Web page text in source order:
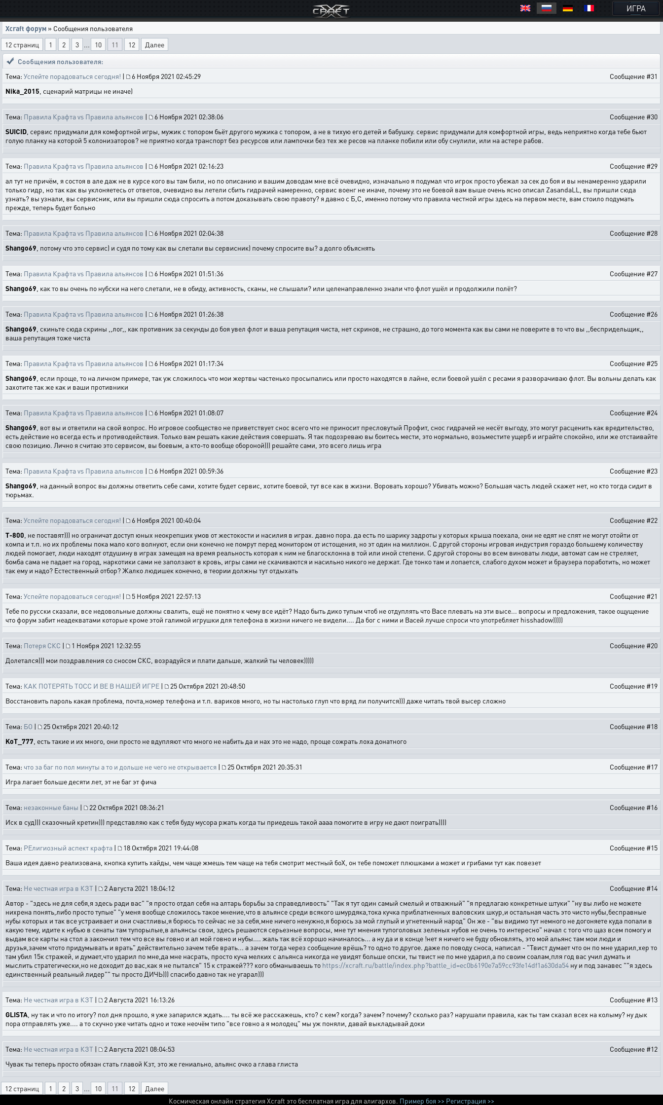
ИГРА
Xcraft форум » Сообщения пользователя
12 страниц
1 2 3 ... 10 11 12
Далее
Сообщения пользователя:
Тема: Успейте порадоваться сегодня! | 6 Ноября 2021 02:45:29
Сообщение #31
Nika_2015 , сценарий матрицы не иначе)
Тема: Правила Крафта vs Правила альянсов | 6 Ноября 2021 02:38:06
Сообщение #30
SUICID , сервис придумали для комфортной игры, мужик с топором бьёт другого мужика с топором, а не в тихую его детей и бабушку. сервис придумали для комфортной игры, ведь неприятно когда тебе бьют
голую планку на которой 5 колонизаторов? не приятно когда транспорт без ресурсов или лампочки без тех же ресов на планке побили или обу снулили, или на астере рабов.
Тема: Правила Крафта vs Правила альянсов | 6 Ноября 2021 02:16:23
Сообщение #29
ал тут не причём, я состоя в але даж не в курсе кого вы там били, но по описанию и вашим доводам мне всё очевидно, изначально я подумал что игрок просто убежал за сек до боя и вы ненамеренно ударили
только гидр, но так как вы уклоняетесь от ответов, очевидно вы летели сбить гидрачей намеренно, сервис военг не иначе, почему это не боевой вам выше очень ясно описал ZasandaLL, вы пришли сюда
узнать? вы узнали, вы сервисник, или вы пришли сюда спросить а потом доказывать свою правоту? я давно с Б,С, именно потому что правила честной игры здесь на первом месте, вам стоило подумать
прежде, теперь будет больно
Тема: Правила Крафта vs Правила альянсов | 6 Ноября 2021 02:04:38
Сообщение #28
Shango69 , потому что это сервис) и судя по тому как вы слетали вы сервисник) почему спросите вы? а долго объяснять
Тема: Правила Крафта vs Правила альянсов | 6 Ноября 2021 01:51:36
Сообщение #27
Shango69 , как то вы очень по нубски на него слетали, не в обиду, активность, сканы, не слышали? или целенаправленно знали что флот ушёл и продолжили полёт?
Тема: Правила Крафта vs Правила альянсов | 6 Ноября 2021 01:26:38
Сообщение #26
Shango69 , скиньте сюда скрины ,,лог,, как противник за секунды до боя увел флот и ваша репутация чиста, нет скринов, не страшно, до того момента как вы сами не поверите в то что вы ,,беспридельщик,,
ваша репутация тоже чиста
Тема: Правила Крафта vs Правила альянсов | 6 Ноября 2021 01:17:34
Сообщение #25
Shango69 , если проще, то на личном примере, так уж сложилось что мои жертвы частенько просыпались или просто находятся в лайне, если боевой ушёл с ресами я разворачиваю флот. Вы вольны делать как
захотите так же как и ваши противники
Тема: Правила Крафта vs Правила альянсов | 6 Ноября 2021 01:08:07
Сообщение #24
Shango69 , вот вы и ответили на свой вопрос. Но игровое сообщество не приветствует снос всего что не приносит пресловутый Профит, снос гидрачей не несёт выгоду, это могут расценить как вредительство,
есть действие но всегда есть и противодействия. Только вам решать какие действия совершать. Я так подозреваю вы боитесь мести, это нормально, возьместите ущерб и играйте спокойно, или же отстаивайте
свою позицию. Лично я считаю это сервисом, вы боевым, а кто-то вообще обороной))) решайте сами, это всего лишь игра
Тема: Правила Крафта vs Правила альянсов | 6 Ноября 2021 00:59:36
Сообщение #23
Shango69 , на данный вопрос вы должны ответить себе сами, хотите будет сервис, хотите боевой, тут все как в жизни. Воровать хорошо? Убивать можно? Большая часть людей скажет нет, но кто тогда сидит в
тюрьмах.
Тема: Успейте порадоваться сегодня! | 6 Ноября 2021 00:40:04
Сообщение #22
T-800 , не поставят))) но ограничат доступ юных неокрепших умов от жестокости и насилия в играх. давно пора. да есть по шарику задроты у которых крыша поехала, они не едят не спят не могут отойти от
компа и т.п. но их проблемы пока мало кого волнуют, если они конечно не помрут перед монитором от истощения, но эт один на миллион. С другой стороны игровая индустрия гораздо большему количеству
людей помогает, люди находят отдушину в играх замещая на время реальность которая к ним не благосклонна в той или иной степени. С другой стороны во всем виноваты люди, автомат сам не стреляет,
бомба сама не падает на город, наркотики сами не заползают в кровь, игры сами не скачиваются и насильно никого не держат. Где тонко там и лопается, слабого духом может и браузера поработить, но может
так ему и надо? Естественный отбор? Жалко людишек конечно, в теории должны тут отдыхать
Тема: Успейте порадоваться сегодня! | 5 Ноября 2021 22:57:13
Сообщение #21
Тебе по русски сказали, все недовольные должны свалить, ещё не понятно к чему все идёт? Надо быть дико тупым чтоб не отдуплять что Васе плевать на эти высе... вопросы и предложения, такое ощущение
что форум забит неадекватами которые кроме этой галимой игрушки для телефона в жизни ничего не видели.... Да бог с ними и Васей лучше спроси что употребляет hisshadow)))))
Тема: Потеря СКС | 1 Ноября 2021 12:32:55
Сообщение #20
Долетался))) мои поздравления со сносом СКС, возрадуйся и плати дальше, жалкий ты человек)))))
Тема: КАК ПОТЕРЯТЬ ТОСС И ВЕ В НАШЕЙ ИГРЕ | 25 Октября 2021 20:48:50
Сообщение #19
Восстановить пароль какая проблема, почта,номер телефона и т.п. вариков много, но ты настолько глуп что вряд ли получится))) даже читать твой высер сложно
Тема: БО | 25 Октября 2021 20:40:12
Сообщение #18
KoT_777 , есть такие и их много, они просто не вдупляют что много не набить да и нах это не надо, проще сожрать лоха донатного
Тема: что за баг по пол минуты а то и дольше не чего не открывается | 25 Октября 2021 20:35:31
Сообщение #17
Игра лагает больше десяти лет, эт не баг эт фича
Тема: незаконные баны | 22 Октября 2021 08:36:21
Сообщение #16
Иск в суд))) сказочный кретин))) представляю как с тебя буду мусора ржать когда ты приедешь такой аааа помогите в игру не дают поиграть))))
Тема: РЕлигиозный аспект крафта | 18 Октября 2021 19:44:08
Сообщение #15
Ваша идея давно реализована, кнопка купить хайды, чем чаще жмешь тем чаще на тебя смотрит местный боХ, он тебе поможет плюшками а может и грибами тут как повезет
Тема: Не честная игра в КЗТ | 2 Августа 2021 18:04:12
Сообщение #14
Автор - "здесь не для себя,я здесь ради вас" "я просто отдал себя на алтарь борьбы за справедливость" "Так я тут один самый смелый и отважный" "я предлагаю конкретные штуки" "ну вы либо не можете
нихрена понять,либо просто тупые" "у меня вообще сложилось такое мнение,что в альянсе среди всякого шмурдяка,тока кучка приблатненных валовских шкур,и остальная часть это чисто нубы,бесправные
нубы которых и так все устраивает и они счастливы,я борюсь то сейчас не за себя,мне ничего ненужно,я борюсь за мой глупый и угнетенный народ" Он же - "вы видимо тут немного не догоняете куда попали в
какую тему, идите к нубью в сенаты там тупорылые,в альянсы свои, здесь решаются серьезные вопросы, мне тут мнения тупоголовых зеленых нубов не очень то интересно" начал с того что щаз всем помогу и
выдам все карты на стол а закончил тем что все вы говно и ал мой говно и нубы.... жаль так всё хорошо начиналось... а ну да и в конце !нет я ничего не буду обновлять, это мой альянс там мои люди и
друзья,зачем чтото придумывать и врать" действительно зачем тебе врать... а зачем тогда через сообщение врёшь? то одно то другое. даже по поводу сноса, написал - "Твист думает что он по мне ударил,хер то
там убил 15к стражей, и думает,что ударил по мне,да мне насрать, просто куча мелких с альянса никогда не увидят больше опски, ты твист не по мне ударил,а по своим соалам,пля год вас учил думать и
мыслить стратегически,но не доходит до вас,как я не пытался" 15 к стражей??? кого обманываешь то https://xcraft.ru/battle/index.php?battle_id=ec0b6190e7a59cc93fe14df1a630da54 ну и под занавес ""я здесь
единственный реальный лидер"" ты просто ДИЧЬ))) спасибо давно так не угарал)))
Тема: Не честная игра в КЗТ | 2 Августа 2021 16:13:26
Сообщение #13
GLISTA , ну так и что по итогу? пол дня прошло, я уже запарился ждать.... ты всё же расскажешь, кто? с кем? когда? зачем? почему? сколько раз? нарушали правила, как ты там сказал всех на колыму? ну дык
пора отправлять уже.... а то скучно уже читать одно и тоже неочём типо "все говно а я молодец" мы уж поняли, давай выкладывай доки
Тема: Не честная игра в КЗТ | 2 Августа 2021 08:04:53
Сообщение #12
Чувак ты теперь просто обязан стать главой Кзт, это же гениально, альянс очко а глава глиста
12 страниц 1 2 3 ... 10 11 12
Далее
Космическая онлайн стратегия Xcraft это бесплатная игра для алигархов. Пример боя >> Регистрация >>